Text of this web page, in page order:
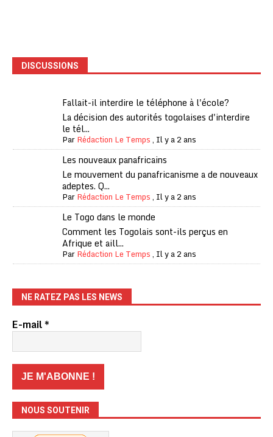
DISCUSSIONS
Fallait-il interdire le téléphone à l'école?
La décision des autorités togolaises d'interdire
le tél...
ParRédaction Le Temps, Il y a 2 ans
Les nouveaux panafricains
Le mouvement du panafricanisme a de nouveaux
adeptes. Q...
ParRédaction Le Temps, Il y a 2 ans
Le Togo dans le monde
Comment les Togolais sont-ils perçus en
Afrique et aill...
ParRédaction Le Temps, Il y a 2 ans
NE RATEZ PAS LES NEWS
E-mail*
NOUS SOUTENIR